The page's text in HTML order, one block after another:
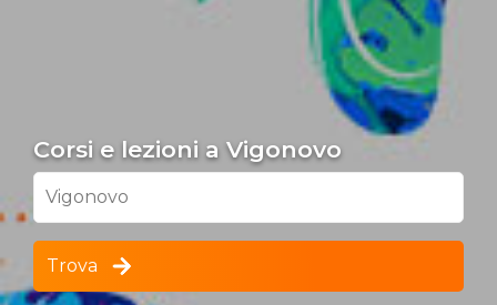
Corsi e lezioni a Vigonovo
Vigonovo
Trova